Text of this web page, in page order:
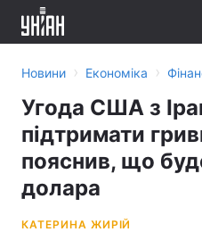
Новини › Економіка ›
Угода США з
підтримати
пояснив, що
долара
КАТЕРИНА ЖИРІЙ